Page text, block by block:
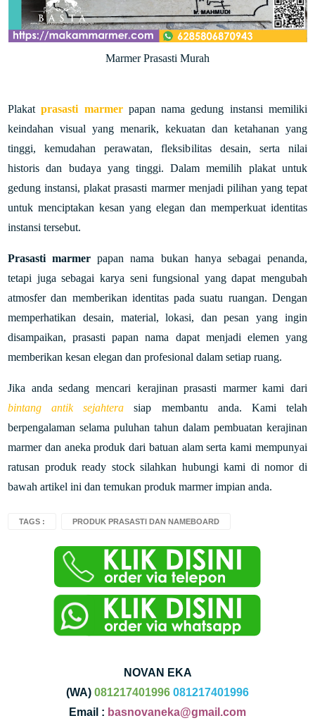
Marmer Prasasti Murah
Plakatprasasti marmerpapan nama gedung instansi memiliki
keindahan visual yang menarik, kekuatan dan ketahanan yang
tinggi, kemudahan perawatan, fleksibilitas desain, serta nilai
historis dan budaya yang tinggi. Dalam memilih plakat untuk
gedung instansi, plakat prasasti marmer menjadi pilihan yang tepat
untuk menciptakan kesan yang elegan dan memperkuat identitas
instansi tersebut.
Prasasti marmer papan nama bukan hanya sebagai penanda,
tetapi juga sebagai karya seni fungsional yang dapat mengubah
atmosfer dan memberikan identitas pada suatu ruangan. Dengan
memperhatikan desain, material, lokasi, dan pesan yang ingin
disampaikan, prasasti papan nama dapat menjadi elemen yang
memberikan kesan elegan dan profesional dalam setiap ruang.
Jika anda sedang mencari kerajinan prasasti marmer kami dari
bintang antik sejahtera siap membantu anda. Kami telah
berpengalaman selama puluhan tahun dalam pembuatan kerajinan
marmer dan aneka produk dari batuan alam serta kami mempunyai
ratusan produk ready stock silahkan hubungi kami di nomor di
bawah artikel ini dan temukan produk marmer impian anda.
TAGS : PRODUK PRASASTI DAN NAMEBOARD
NOVAN EKA
(WA) 081217401996 081217401996
Email : basnovaneka@gmail.com